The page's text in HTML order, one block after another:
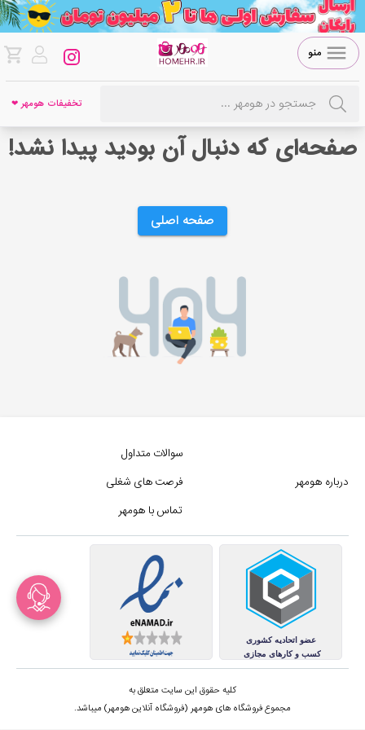
منو
تخفیفات هومهر ❤
صفحه‌ای که دنبال آن بودید پیدا نشد!
صفحه اصلی
درباره هومهر
سوالات متداول
فرصت های شغلی
تماس با هومهر
کلیه حقوق این سایت متعلق به
مجموع فروشگاه های هومهر (فروشگاه آنلاین هومهر) میباشد.